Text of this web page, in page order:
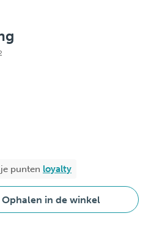
punten loyalty
Ophalen in de winkel